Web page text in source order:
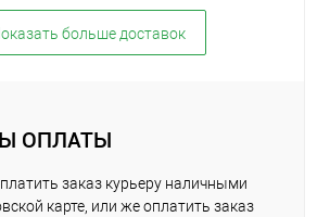
больше доставок
ОПЛАТЫ
заказ курьеру наличными
карте, или же оплатить заказ